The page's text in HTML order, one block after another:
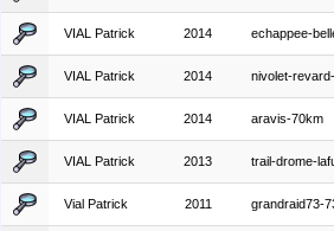
VIAL Patrick 2014 echappee-
VIAL Patrick 2014 nivolet-
VIAL Patrick 2014 aravis-70km
VIAL Patrick 2013 trail-drome-
Vial Patrick 2011 grandraid73-